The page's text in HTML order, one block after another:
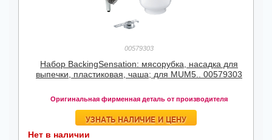
00579303
Набор BackingSensation: мясорубка, насадка для
выпечки, пластиковая, чаша; для MUM5.. 00579303
Оригинальная фирменная деталь от производителя
УЗНАТЬ НАЛИЧИЕ И ЦЕНУ
Нет в наличии